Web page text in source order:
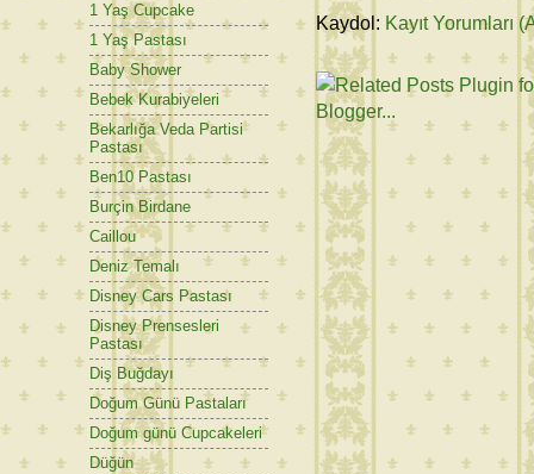
Kaydol: Kayıt Yorumları
1 Yaş Cupcake
1 Yaş Pastası
Baby Shower
Bebek Kurabiyeleri
Bekarlığa Veda Partisi
Pastası
Ben10 Pastası
Burçin Birdane
Caillou
Deniz Temalı
Disney Cars Pastası
Disney Prensesleri
Pastası
Diş Buğdayı
Doğum Günü Pastaları
Doğum günü Cupcakeleri
Düğün